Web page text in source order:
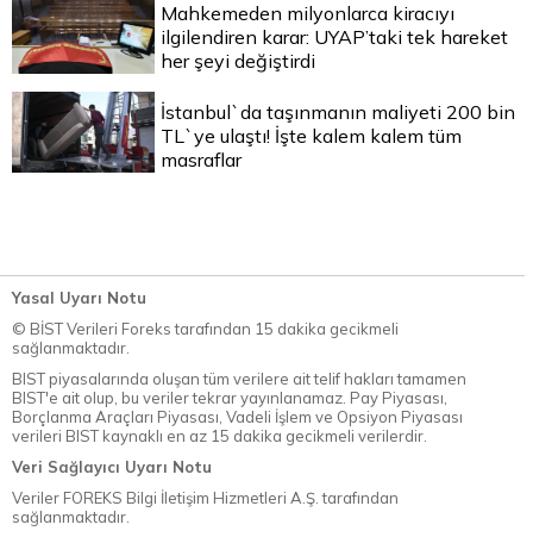
Mahkemeden milyonlarca kiracıyı
ilgilendiren karar: UYAP’taki tek hareket
her şeyi değiştirdi
İstanbul`da taşınmanın maliyeti 200 bin
TL`ye ulaştı! İşte kalem kalem tüm
masraflar
Yasal Uyarı Notu
© BİST Verileri Foreks tarafından 15 dakika gecikmeli
sağlanmaktadır.
BIST piyasalarında oluşan tüm verilere ait telif hakları tamamen
BIST'e ait olup, bu veriler tekrar yayınlanamaz. Pay Piyasası,
Borçlanma Araçları Piyasası, Vadeli İşlem ve Opsiyon Piyasası
verileri BIST kaynaklı en az 15 dakika gecikmeli verilerdir.
Veri Sağlayıcı Uyarı Notu
Veriler FOREKS Bilgi İletişim Hizmetleri A.Ş. tarafından
sağlanmaktadır.